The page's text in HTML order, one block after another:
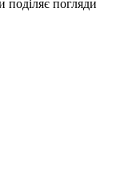
поділяє погляди